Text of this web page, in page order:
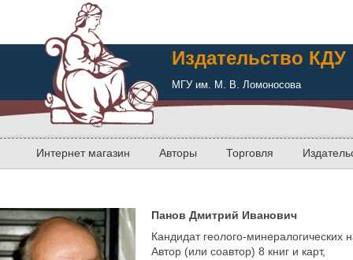
Издательство КДУ
МГУ им. М. В. Ломоносова
Интернет магазин Авторы Торговля
Панов Дмитрий Иванович
Кандидат геолого-
Автор (или соавтор) 8 книг и карт,